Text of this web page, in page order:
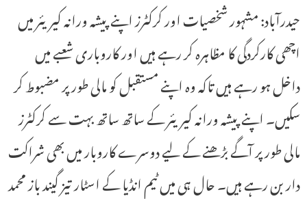
حیدرآباد: مشہور شخصیات اور کرکٹرز اپنے پیشہ ورانہ کیریئر میں
اچھی کارکردگی کا مظاہرہ کر رہے ہیں اور کاروباری شعبے میں
داخل ہو رہے ہیں تاکہ وہ اپنے مستقبل کو مالی طور پر مضبوط کر
سکیں۔ اپنے پیشہ ورانہ کیریئر کے ساتھ ساتھ بہت سے کرکٹرز
مالی طور پر آگے بڑھنے کے لیے دوسرے کاروبار میں بھی شراکت
دار بن رہے ہیں۔ حال ہی میں ٹیم انڈیا کے اسٹار تیز گیند باز محمد